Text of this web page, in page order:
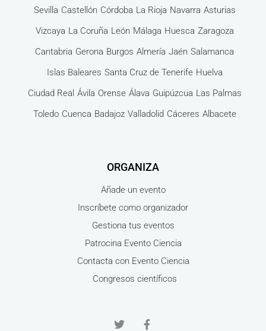
Sevilla Castellón Córdoba La Rioja Navarra Asturias
Vizcaya La Coruña León Málaga Huesca Zaragoza
Cantabria Gerona Burgos Almería Jaén Salamanca
Islas Baleares Santa Cruz de Tenerife Huelva
Ciudad Real Ávila Orense Álava Guipúzcua Las Palmas
Toledo Cuenca Badajoz Valladolid Cáceres Albacete
ORGANIZA
Añade un evento
Inscríbete como organizador
Gestiona tus eventos
Patrocina Evento Ciencia
Contacta con Evento Ciencia
Congresos científicos